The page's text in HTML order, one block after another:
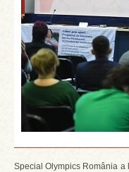
Special Olympics România